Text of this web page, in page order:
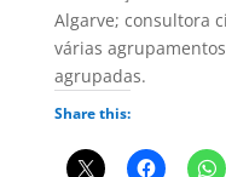
Algarve; consultora
várias
agrupadas.
Share this: